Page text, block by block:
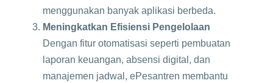
menggunakan banyak aplikasi berbeda.
Meningkatkan Efisiensi Pengelolaan
Dengan fitur otomatisasi seperti pembuatan
laporan keuangan, absensi digital, dan
manajemen jadwal, ePesantren membantu